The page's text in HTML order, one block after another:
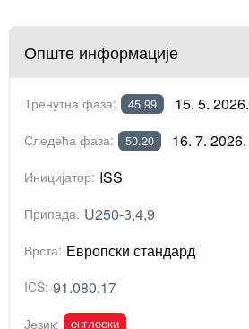
Опште информације
Тренутна фаза: 45.99 15. 5. 2026.
Следећа фаза: 50.20 16. 7. 2026.
Иницијатор: ISS
Припада: U250-3,4,9
Врста: Европски стандард
ICS: 91.080.17
Језик: енглески